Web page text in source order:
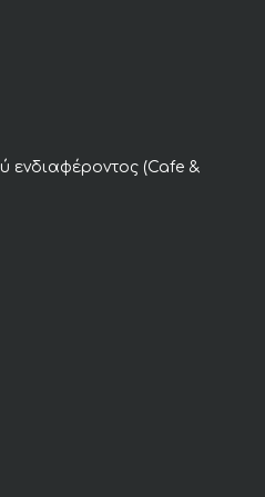
ενδιαφέροντος (Cafe &